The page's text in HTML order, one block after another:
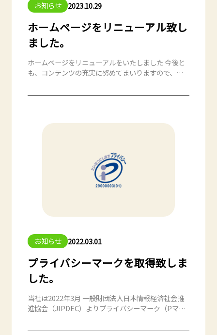
お知らせ 2023.10.29
ホームページをリニューアル致し
ました。
ホームページをリニューアルをいたしました 今後と
も、コンテンツの充実に努めてまいりますので、何
お知らせ 2022.03.01
プライバシーマークを取得致しま
した。
当社は2022年3月 一般財団法人日本情報経済社会推
進協会（JIPDEC）よりプライバシーマーク（Pマー